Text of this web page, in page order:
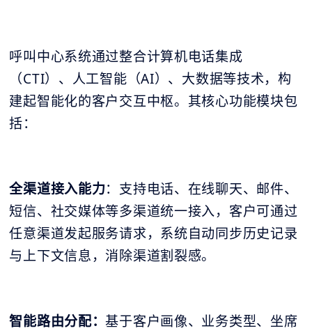
呼叫中心系统通过整合计算机电话集成
（CTI）、人工智能（AI）、大数据等技术，构
建起智能化的客户交互中枢。其核心功能模块包
括：
全渠道接入能力：支持电话、在线聊天、邮件、
短信、社交媒体等多渠道统一接入，客户可通过
任意渠道发起服务请求，系统自动同步历史记录
与上下文信息，消除渠道割裂感。
智能路由分配：基于客户画像、业务类型、坐席